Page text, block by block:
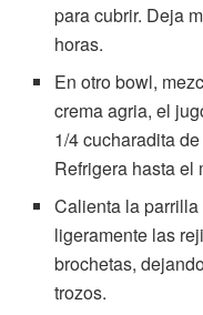
para cubrir. Deja
horas.
En otro bowl,
crema agria, el
1/4 cucharadita
Refrigera hasta el
Calienta la
ligeramente las
brochetas,
trozos.